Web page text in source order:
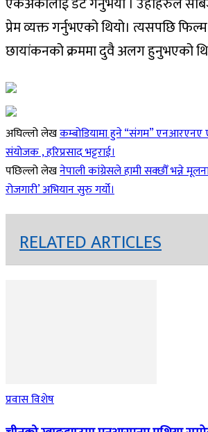
प्रेम व्यक्त गर्नुभएको थियो। त्यसपछि
छायांकनको क्रममा दुवै अलग हुनुभएको
अघिल्लो लेखकम्बोडियामा हुने “संगम”
संयोजक , हरिप्रसाद भट्टराई।
पछिल्लो लेखनेपाली कांग्रेसले हामी सक्छौँ भन्ने
रोजगारी’ अभियान सुरु गर्यो।
RELATED ARTICLES
प्रवास विशेष